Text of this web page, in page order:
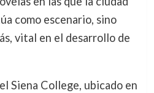
como escenario, sino
vital en el desarrollo de
Siena College, ubicado en